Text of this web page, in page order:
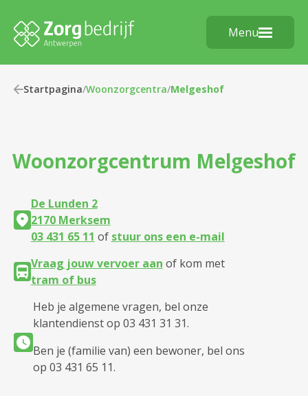
Menu
Startpagina/Woonzorgcentra/Melgeshof
Woonzorgcentrum Melgeshof
De Lunden 2
2170 Merksem
03 431 65 11 of stuur ons een e-mail
Vraag jouw vervoer aan of kom met
tram of bus
Heb je algemene vragen, bel onze
klantendienst op 03 431 31 31.
Ben je (familie van) een bewoner, bel ons
op 03 431 65 11.